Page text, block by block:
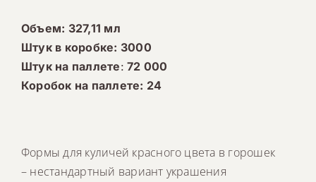
Объем: 327,11 мл
Штук в коробке: 3000
Штук на паллете: 72 000
Коробок на паллете: 24
Формы для куличей красного цвета в горошек
– нестандартный вариант украшения